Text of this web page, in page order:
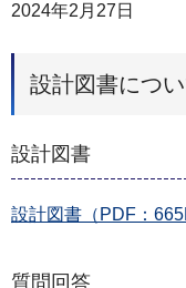
2024年2月27日
設計図書につ
設計図書
設計図書（PDF：
質問回答